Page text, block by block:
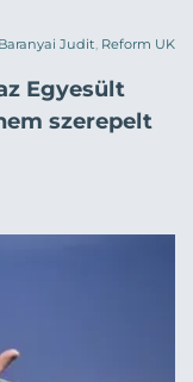
Baranyai Judit Reform UK
Egyesült
szerepelt